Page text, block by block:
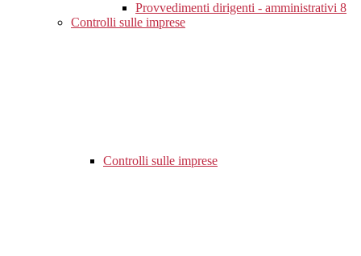
Provvedimenti dirigenti - amministrativi 8
Controlli sulle imprese
Controlli sulle imprese